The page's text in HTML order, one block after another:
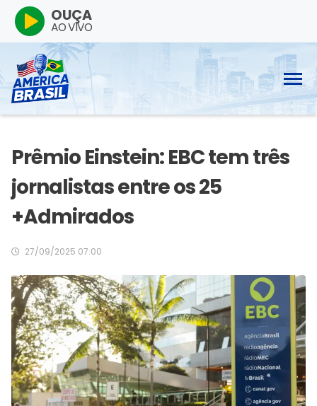
OUÇA
AO VIVO
Prêmio Einstein: EBC tem três
jornalistas entre os 25
+Admirados
27/09/2025 07:00